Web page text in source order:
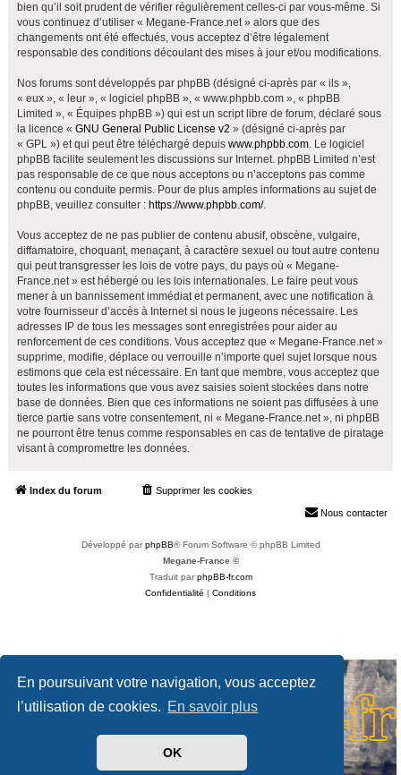
En poursuivant votre navigation, vous acceptez
l’utilisation de cookies. En savoir plus
OK
bien qu’il soit prudent de vérifier régulièrement celles-ci par vous-même. Si
vous continuez d’utiliser « Megane-France.net » alors que des
changements ont été effectués, vous acceptez d’être légalement
responsable des conditions découlant des mises à jour et/ou modifications.
Nos forums sont développés par phpBB (désigné ci-après par « ils »,
« eux », « leur », « logiciel phpBB », « www.phpbb.com », « phpBB
Limited », « Équipes phpBB ») qui est un script libre de forum, déclaré sous
la licence « GNU General Public License v2 » (désigné ci-après par
« GPL ») et qui peut être téléchargé depuis www.phpbb.com. Le logiciel
phpBB facilite seulement les discussions sur Internet. phpBB Limited n’est
pas responsable de ce que nous acceptons ou n’acceptons pas comme
contenu ou conduite permis. Pour de plus amples informations au sujet de
phpBB, veuillez consulter : https://www.phpbb.com/.
Vous acceptez de ne pas publier de contenu abusif, obscène, vulgaire,
diffamatoire, choquant, menaçant, à caractère sexuel ou tout autre contenu
qui peut transgresser les lois de votre pays, du pays où « Megane-
France.net » est hébergé ou les lois internationales. Le faire peut vous
mener à un bannissement immédiat et permanent, avec une notification à
votre fournisseur d’accès à Internet si nous le jugeons nécessaire. Les
adresses IP de tous les messages sont enregistrées pour aider au
renforcement de ces conditions. Vous acceptez que « Megane-France.net »
supprime, modifie, déplace ou verrouille n’importe quel sujet lorsque nous
estimons que cela est nécessaire. En tant que membre, vous acceptez que
toutes les informations que vous avez saisies soient stockées dans notre
base de données. Bien que ces informations ne soient pas diffusées à une
tierce partie sans votre consentement, ni « Megane-France.net », ni phpBB
ne pourront être tenus comme responsables en cas de tentative de piratage
visant à compromettre les données.
Index du forum Supprimer les cookies
Nous contacter
Développé parphpBB® Forum Software © phpBB Limited
Megane-France ©
Traduit parphpBB-fr.com
Confidentialité | Conditions